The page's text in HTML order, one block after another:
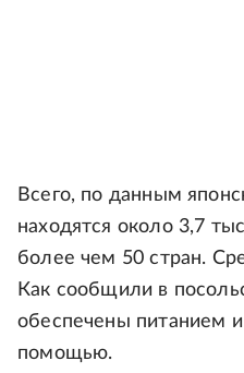
Всего, по данным
находятся около 3,7
более чем 50 стран.
Как сообщили в
обеспечены питанием
помощью.